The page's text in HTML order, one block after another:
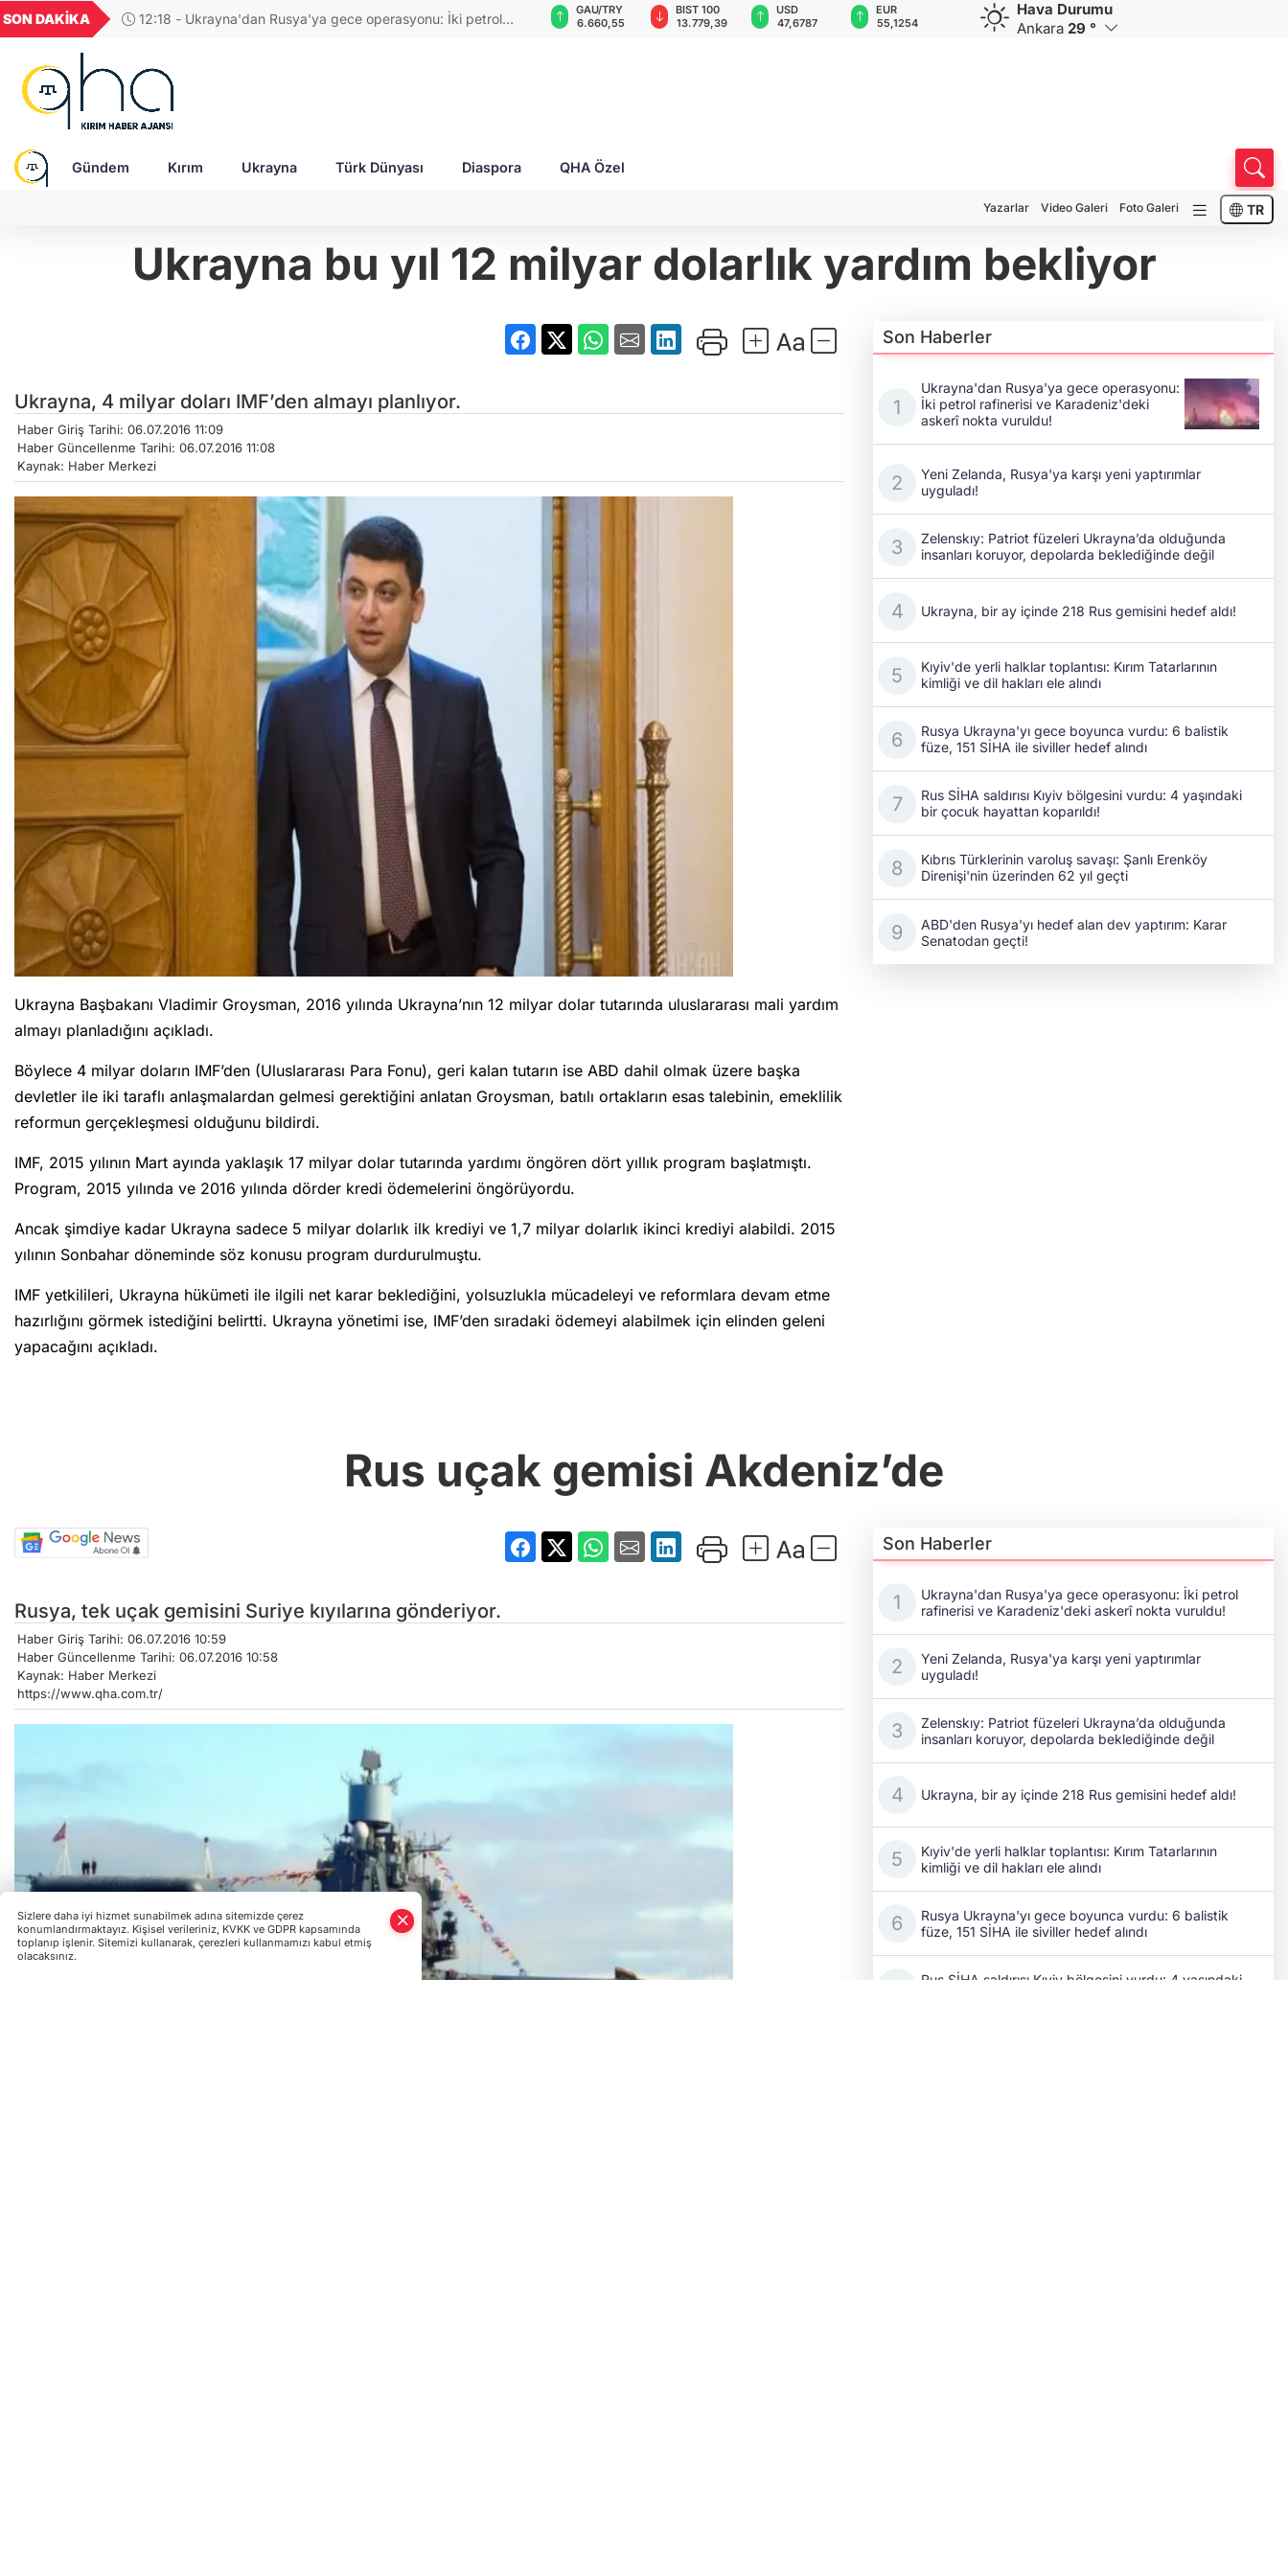
SON DAKİKA
11:56 - Yeni Zelanda, Rusya'ya karşı yeni yaptırımlar
GEL
18,2677
16,3788
27,9743
0,0018
6.660,55
BIST 100
13.779,39
USD
47,6787
EUR
55,1254
GBP
64,3468
CHF
59,0083
CAD
34,1883
Hava Durumu
Ankara 29 °
Gündem Kırım Ukrayna Türk Dünyası Diaspora QHA Özel
Yazarlar Video Galeri Foto Galeri TR
Ukrayna bu yıl 12 milyar dolarlık yardım bekliyor
Ukrayna, 4 milyar doları IMF’den almayı planlıyor.
Haber Giriş Tarihi: 06.07.2016 11:09
Haber Güncellenme Tarihi: 06.07.2016 11:08
Kaynak: Haber Merkezi
Ukrayna Başbakanı Vladimir Groysman, 2016 yılında Ukrayna’nın 12 milyar dolar tutarında uluslararası mali yardım
almayı planladığını açıkladı.
Böylece 4 milyar doların IMF’den (Uluslararası Para Fonu), geri kalan tutarın ise ABD dahil olmak üzere başka
devletler ile iki taraflı anlaşmalardan gelmesi gerektiğini anlatan Groysman, batılı ortakların esas talebinin, emeklilik
reformun gerçekleşmesi olduğunu bildirdi.
IMF, 2015 yılının Mart ayında yaklaşık 17 milyar dolar tutarında yardımı öngören dört yıllık program başlatmıştı.
Program, 2015 yılında ve 2016 yılında dörder kredi ödemelerini öngörüyordu.
Ancak şimdiye kadar Ukrayna sadece 5 milyar dolarlık ilk krediyi ve 1,7 milyar dolarlık ikinci krediyi alabildi. 2015
yılının Sonbahar döneminde söz konusu program durdurulmuştu.
IMF yetkilileri, Ukrayna hükümeti ile ilgili net karar beklediğini, yolsuzlukla mücadeleyi ve reformlara devam etme
hazırlığını görmek istediğini belirtti. Ukrayna yönetimi ise, IMF’den sıradaki ödemeyi alabilmek için elinden geleni
yapacağını açıkladı.
Son Haberler
Ukrayna'dan Rusya'ya gece operasyonu:
İki petrol rafinerisi ve Karadeniz'deki
askerî nokta vuruldu!
Yeni Zelanda, Rusya'ya karşı yeni yaptırımlar
uyguladı!
Zelenskıy: Patriot füzeleri Ukrayna’da olduğunda
insanları koruyor, depolarda beklediğinde değil
Ukrayna, bir ay içinde 218 Rus gemisini hedef aldı!
Kıyiv'de yerli halklar toplantısı: Kırım Tatarlarının
kimliği ve dil hakları ele alındı
Rusya Ukrayna'yı gece boyunca vurdu: 6 balistik
füze, 151 SİHA ile siviller hedef alındı
Rus SİHA saldırısı Kıyiv bölgesini vurdu: 4 yaşındaki
bir çocuk hayattan koparıldı!
Kıbrıs Türklerinin varoluş savaşı: Şanlı Erenköy
Direnişi'nin üzerinden 62 yıl geçti
ABD'den Rusya'yı hedef alan dev yaptırım: Karar
Senatodan geçti!
Rus uçak gemisi Akdeniz’de
Rusya, tek uçak gemisini Suriye kıyılarına gönderiyor.
Haber Giriş Tarihi: 06.07.2016 10:59
Haber Güncellenme Tarihi: 06.07.2016 10:58
Kaynak: Haber Merkezi
https://www.qha.com.tr/
Son Haberler
Ukrayna'dan Rusya'ya gece operasyonu: İki petrol
rafinerisi ve Karadeniz'deki askerî nokta vuruldu!
Yeni Zelanda, Rusya'ya karşı yeni yaptırımlar
uyguladı!
Zelenskıy: Patriot füzeleri Ukrayna’da olduğunda
insanları koruyor, depolarda beklediğinde değil
Ukrayna, bir ay içinde 218 Rus gemisini hedef aldı!
Kıyiv'de yerli halklar toplantısı: Kırım Tatarlarının
kimliği ve dil hakları ele alındı
Rusya Ukrayna'yı gece boyunca vurdu: 6 balistik
füze, 151 SİHA ile siviller hedef alındı
Rus SİHA saldırısı Kıyiv bölgesini vurdu: 4 yaşındaki
Sizlere daha iyi hizmet sunabilmek adına sitemizde çerez
konumlandırmaktayız. Kişisel verileriniz, KVKK ve GDPR kapsamında
toplanıp işlenir. Sitemizi kullanarak, çerezleri kullanmamızı kabul etmiş
olacaksınız.